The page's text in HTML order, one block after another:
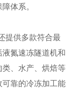
体系。
提供多款符合最
氮速冻隧道机和
、水产、烘焙等
靠的冷冻加工能